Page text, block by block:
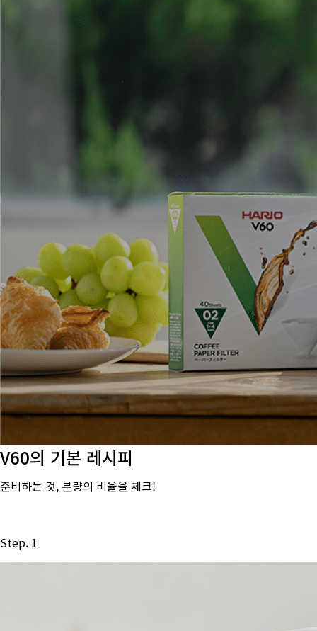
V60의 기본 레시피
준비하는 것, 분량의 비율을 체크!
Step. 1